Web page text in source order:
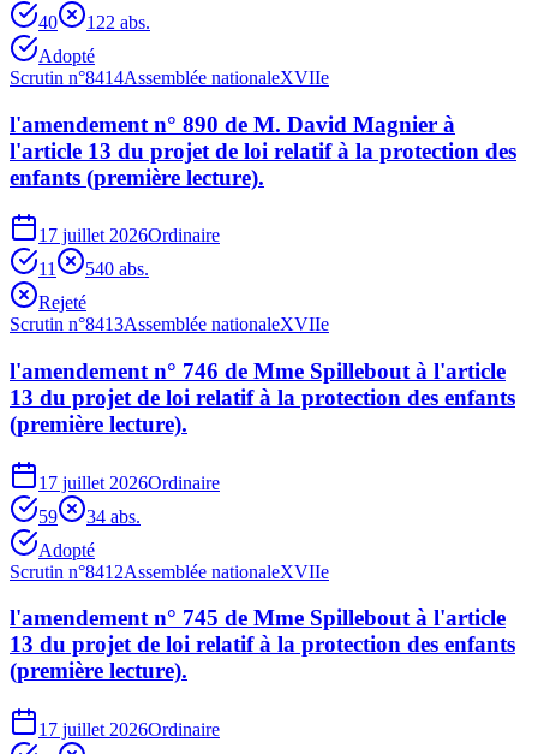
40
1 22 abs.
Adopté
Scrutin n°8414Assemblée nationaleXVIIe
l'amendement n° 890 de M. David Magnier à
l'article 13 du projet de loi relatif à la protection des
enfants (première lecture).
17 juillet 2026Ordinaire
11
540 abs.
Rejeté
Scrutin n°8413Assemblée nationaleXVIIe
l'amendement n° 746 de Mme Spillebout à l'article
13 du projet de loi relatif à la protection des enfants
(première lecture).
17 juillet 2026Ordinaire
59
34 abs.
Adopté
Scrutin n°8412Assemblée nationaleXVIIe
l'amendement n° 745 de Mme Spillebout à l'article
13 du projet de loi relatif à la protection des enfants
(première lecture).
17 juillet 2026Ordinaire